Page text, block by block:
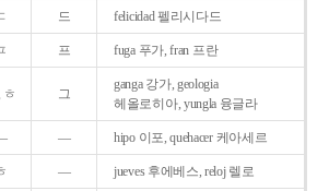
드 felicidad 펠리시다드
프 fuga 푸가, fran 프란
ㅎ 그
ganga 강가, geologia
헤올로히아, yungla 융글라
― hipo 이포, quehacer 케아세르
― jueves 후에베스, reloj 렐로